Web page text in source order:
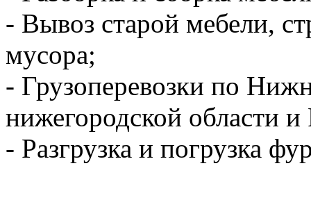
- Вывоз старой мебели,
мусора;
- Грузоперевозки по
нижегородской области и
- Разгрузка и погрузка